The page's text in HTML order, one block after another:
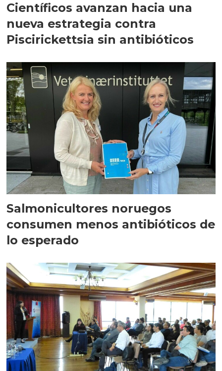
Científicos avanzan hacia una
nueva estrategia contra
Piscirickettsia sin antibióticos
Salmonicultores noruegos
consumen menos antibióticos de
lo esperado